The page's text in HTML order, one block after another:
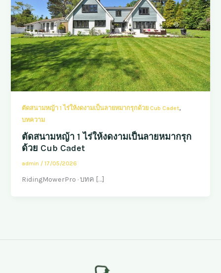
ตัดสนามหญ้า 1 ไร่ให้งดงามเป็นลายหมากรุกด้วย Cub Cadet,
บทความ
ตัดสนามหญ้า 1 ไร่ให้งดงามเป็นลายหมากรุก
ด้วย Cub Cadet
admin /17/05/2026
RidingMowerPro · บทค […]